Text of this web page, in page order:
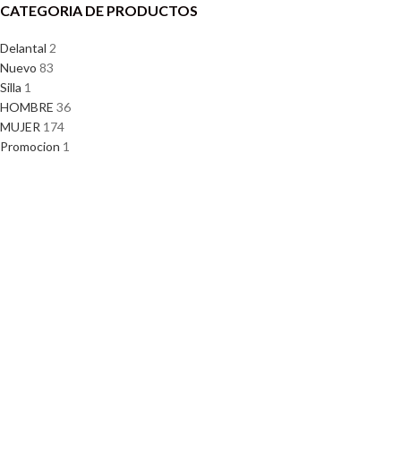
CATEGORIA DE PRODUCTOS
Delantal 2
Nuevo 83
Silla 1
HOMBRE 36
MUJER 174
Promocion 1